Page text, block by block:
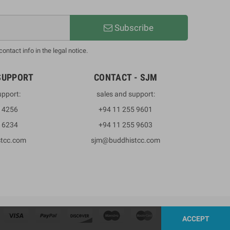
Subscribe
info in the legal notice.
4256
6234
CONTACT - SJM
sales and support:
+94 11 255 9601
+94 11 255 9603
sjm@buddhistcc.com
ACCEPT